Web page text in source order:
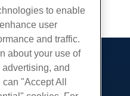
Kopieren URL
to enable
user
and traffic.
about your use of
and
"Accept All